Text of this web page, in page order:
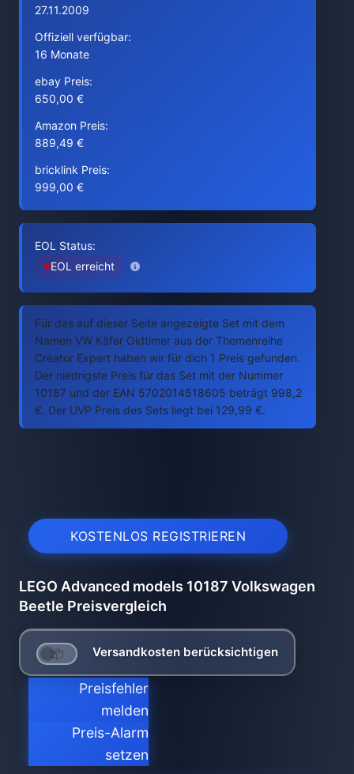
27.11.2009
Offiziell verfügbar:
16 Monate
ebay Preis:
650,00 €
Amazon Preis:
889,49 €
bricklink Preis:
999,00 €
EOL Status:
EOL erreicht
Für das auf dieser Seite angezeigte Set mit dem
Namen VW Käfer Oldtimer aus der Themenreihe
Creator Expert haben wir für dich 1 Preis gefunden.
Der niedrigste Preis für das Set mit der Nummer
10187 und der EAN 5702014518605 beträgt 998,2
€. Der UVP Preis des Sets liegt bei 129,99 €.
KOSTENLOS REGISTRIEREN
LEGO Advanced models 10187 Volkswagen
Beetle Preisvergleich
Versandkosten berücksichtigen
Preisfehler
melden
Preis-Alarm
setzen